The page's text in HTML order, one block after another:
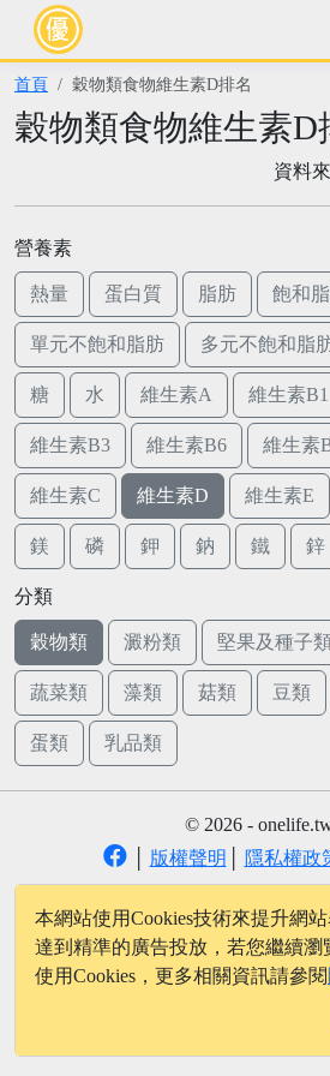
首頁 穀物類食物維生素D排名
穀物類食物維生素D
資料
營養素
熱量 蛋白質 脂肪 飽和
單元不飽和脂肪 多元不飽和脂
糖 水 維生素A 維生素B1
維生素B3 維生素B6 維生素
維生素C 維生素D 維生素E
鎂 磷 鉀 鈉 鐵 鋅
分類
穀物類 澱粉類 堅果及種子
蔬菜類 藻類 菇類 豆類
蛋類 乳品類
© 2026 -
版權聲明 隱私權政
本網站使用Cookies技術來提升網
達到精準的廣告投放，若您繼續瀏
使用Cookies，更多相關資訊請參閱